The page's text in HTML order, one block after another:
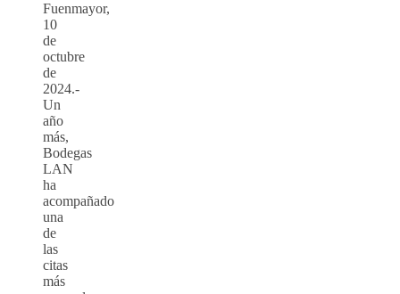
Fuenmayor,
10
de
octubre
de
2024.-
Un
año
más,
Bodegas
LAN
ha
acompañado
una
de
las
citas
más